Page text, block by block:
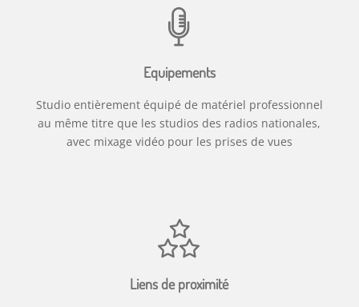
Equipements
Studio entièrement équipé de matériel professionnel
au même titre que les studios des radios nationales,
avec mixage vidéo pour les prises de vues
Liens de proximité